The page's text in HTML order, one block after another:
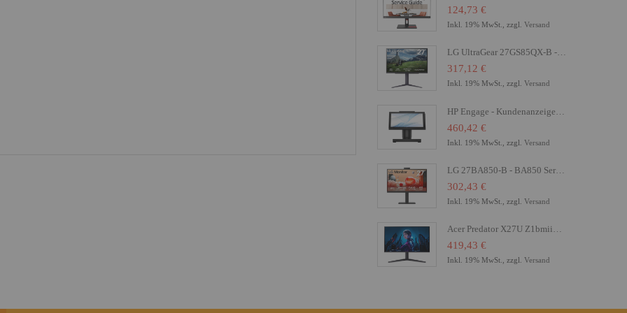
124,73 €
Inkl. 19% MwSt., zzgl. Versand
LG UltraGear 27GS85QX-B - LED-Monitor - Gaming - 68.4 cm (27")
317,12 €
Inkl. 19% MwSt., zzgl. Versand
460,42 €
Inkl. 19% MwSt., zzgl. Versand
302,43 €
Inkl. 19% MwSt., zzgl. Versand
Acer Predator X27U Z1bmiiprx - X Series - OLED-Monitor - Gaming - 68.6 cm (27")
419,43 €
Inkl. 19% MwSt., zzgl. Versand